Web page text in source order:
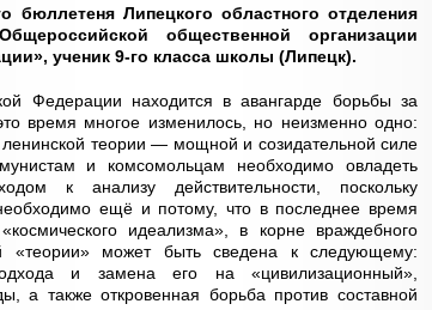
Липецкого областного отделения
общественной организации
ученик 9-го класса школы (Липецк).
Федерации находится в авангарде борьбы за
время многое изменилось, но неизменно одно:
теории — мощной и созидательной силе
и комсомольцам необходимо овладеть
к анализу действительности, поскольку
ещё и потому, что в последнее время
идеализма», в корне враждебного
«теории» может быть сведена к следующему:
и замена его на «цивилизационный»,
а также откровенная борьба против составной